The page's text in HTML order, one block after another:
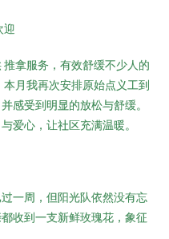
迎
推拿服务，有效舒缓不少人的
月我再次安排原始点义工到
感受到明显的放松与舒缓。
爱心，让社区充满温暖。
一周，但阳光队依然没有忘
收到一支新鲜玫瑰花，象征